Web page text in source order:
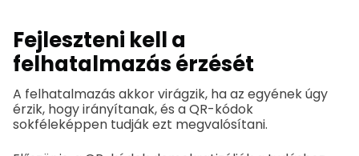
Fejleszteni kell a
felhatalmazás érzését
A felhatalmazás akkor virágzik, ha az egyének úgy
érzik, hogy irányítanak, és a QR-kódok
sokféleképpen tudják ezt megvalósítani.